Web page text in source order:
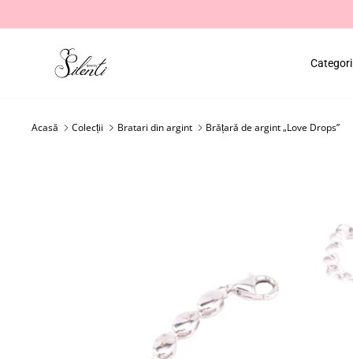
la
Acasă Colecții Bratari din argint Brățară de argint „Love Drops”